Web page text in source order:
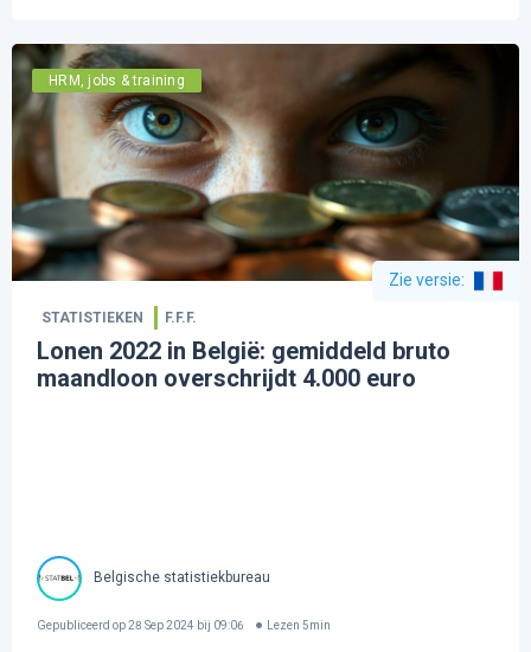
HRM, jobs & training
Zie versie:
STATISTIEKEN F.F.F.
Lonen 2022 in België: gemiddeld bruto
maandloon overschrijdt 4.000 euro
Belgische statistiekbureau
Gepubliceerd op28 Sep 2024 bij 09:06 Lezen 5min